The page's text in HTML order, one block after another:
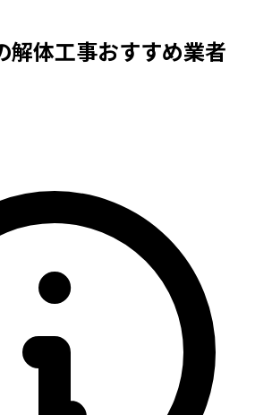
解体工事おすすめ業者